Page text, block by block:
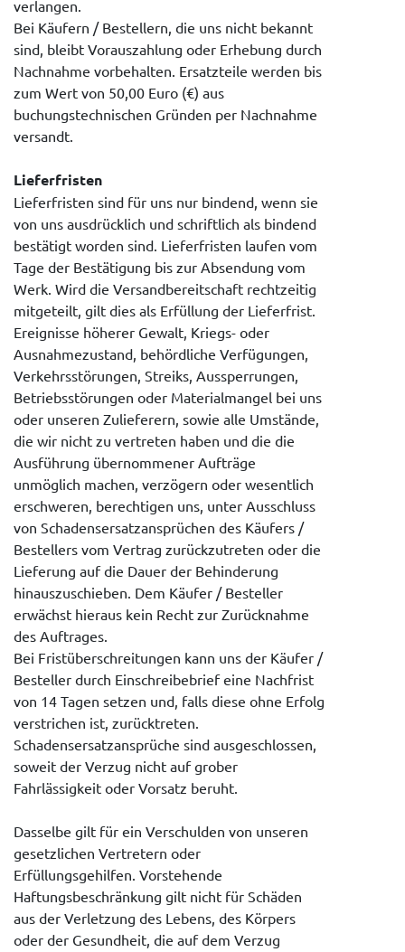
verlangen.
Bei Käufern / Bestellern, die uns nicht bekannt
sind, bleibt Vorauszahlung oder Erhebung durch
Nachnahme vorbehalten. Ersatzteile werden bis
zum Wert von 50,00 Euro (€) aus
buchungstechnischen Gründen per Nachnahme
versandt.
Lieferfristen
Lieferfristen sind für uns nur bindend, wenn sie
von uns ausdrücklich und schriftlich als bindend
bestätigt worden sind. Lieferfristen laufen vom
Tage der Bestätigung bis zur Absendung vom
Werk. Wird die Versandbereitschaft rechtzeitig
mitgeteilt, gilt dies als Erfüllung der Lieferfrist.
Ereignisse höherer Gewalt, Kriegs- oder
Ausnahmezustand, behördliche Verfügungen,
Verkehrsstörungen, Streiks, Aussperrungen,
Betriebsstörungen oder Materialmangel bei uns
oder unseren Zulieferern, sowie alle Umstände,
die wir nicht zu vertreten haben und die die
Ausführung übernommener Aufträge
unmöglich machen, verzögern oder wesentlich
erschweren, berechtigen uns, unter Ausschluss
von Schadensersatzansprüchen des Käufers /
Bestellers vom Vertrag zurückzutreten oder die
Lieferung auf die Dauer der Behinderung
hinauszuschieben. Dem Käufer / Besteller
erwächst hieraus kein Recht zur Zurücknahme
des Auftrages.
Bei Fristüberschreitungen kann uns der Käufer /
Besteller durch Einschreibebrief eine Nachfrist
von 14 Tagen setzen und, falls diese ohne Erfolg
verstrichen ist, zurücktreten.
Schadensersatzansprüche sind ausgeschlossen,
soweit der Verzug nicht auf grober
Fahrlässigkeit oder Vorsatz beruht.
Dasselbe gilt für ein Verschulden von unseren
gesetzlichen Vertretern oder
Erfüllungsgehilfen. Vorstehende
Haftungsbeschränkung gilt nicht für Schäden
aus der Verletzung des Lebens, des Körpers
oder der Gesundheit, die auf dem Verzug